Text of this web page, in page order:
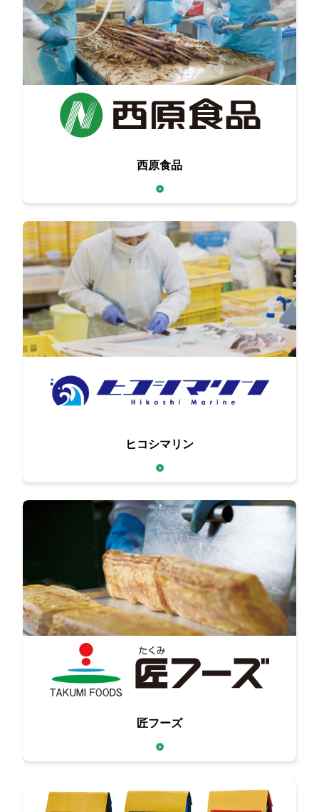
生産者と情報交換をしながら
高品質な食材をお届け
西原食品
こだわりの調理で魚介類の
おいしさをググッとアップ！
ヒコシマリン
卵と食肉、それぞれの匠が
お客様の要望にきめ細かく対応
匠フーズ